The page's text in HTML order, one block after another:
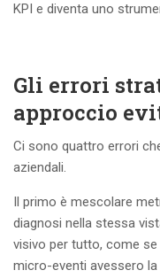
KPI e diventa uno
Gli errori
approccio
Ci sono quattro errori
aziendali.
Il primo è mescolare
diagnosi nella stessa
visivo per tutto, come
micro-eventi avessero